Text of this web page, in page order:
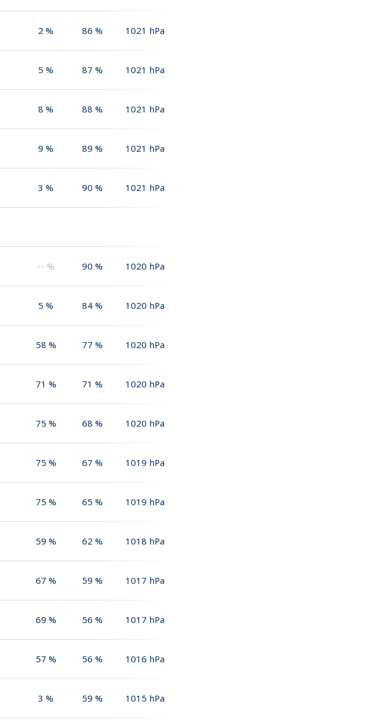
2 % 86 % 1021 hPa
5 % 87 % 1021 hPa
8 % 88 % 1021 hPa
9 % 89 % 1021 hPa
3 % 90 % 1021 hPa
-- % 90 % 1020 hPa
5 % 84 % 1020 hPa
58 % 77 % 1020 hPa
71 % 71 % 1020 hPa
75 % 68 % 1020 hPa
75 % 67 % 1019 hPa
75 % 65 % 1019 hPa
59 % 62 % 1018 hPa
67 % 59 % 1017 hPa
69 % 56 % 1017 hPa
57 % 56 % 1016 hPa
3 % 59 % 1015 hPa